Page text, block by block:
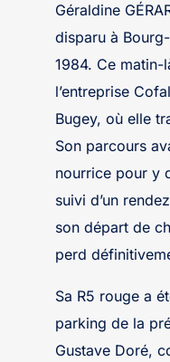
Géraldine
disparu à
1984. Ce matin-
l’entreprise
Bugey, où elle
Son parcours
nourrice pour y
suivi d’un
son départ de
perd
Sa R5 rouge a
parking de la
Gustave Doré,